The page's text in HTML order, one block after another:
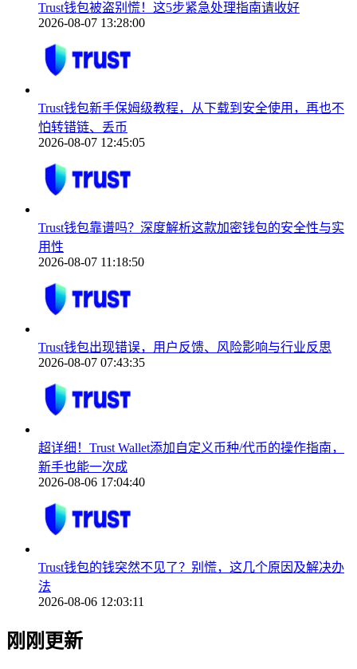
Trust钱包被盗别慌！这5步紧急处理指南请收好
2026-08-07 13:28:00
Trust钱包新手保姆级教程，从下载到安全使用，再也不
怕转错链、丢币
2026-08-07 12:45:05
Trust钱包靠谱吗？深度解析这款加密钱包的安全性与实
用性
2026-08-07 11:18:50
Trust钱包出现错误，用户反馈、风险影响与行业反思
2026-08-07 07:43:35
超详细！Trust Wallet添加自定义币种/代币的操作指南，
新手也能一次成
2026-08-06 17:04:40
Trust钱包的钱突然不见了？别慌，这几个原因及解决办
法
2026-08-06 12:03:11
刚刚更新